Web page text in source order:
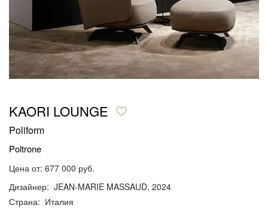
KAORI LOUNGE
Poliform
Poltrone
Цена от: 677 000 руб.
Дизайнер: JEAN-MARIE MASSAUD, 2024
Страна: Италия